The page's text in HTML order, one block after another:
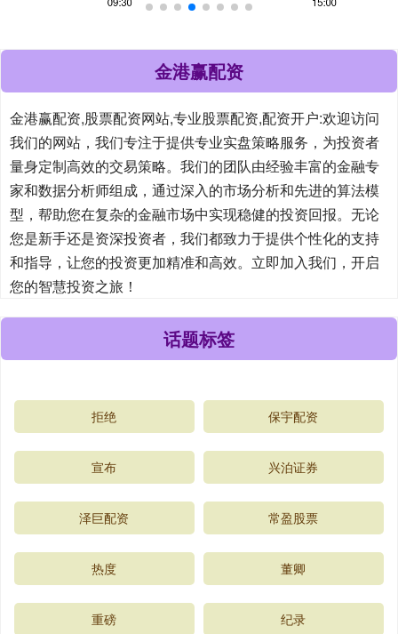
金港赢配资
金港赢配资,股票配资网站,专业股票配资,配资开户:欢迎访问
我们的网站，我们专注于提供专业实盘策略服务，为投资者
量身定制高效的交易策略。我们的团队由经验丰富的金融专
家和数据分析师组成，通过深入的市场分析和先进的算法模
型，帮助您在复杂的金融市场中实现稳健的投资回报。无论
您是新手还是资深投资者，我们都致力于提供个性化的支持
和指导，让您的投资更加精准和高效。立即加入我们，开启
您的智慧投资之旅！
话题标签
拒绝 保宇配资
宣布 兴泊证券
泽巨配资 常盈股票
热度 董卿
重磅 纪录